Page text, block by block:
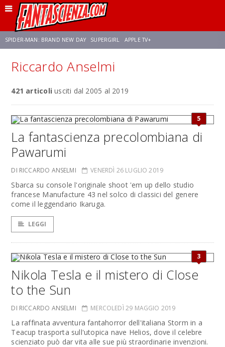
SPIDER-MAN: BRAND NEW DAY SUPERGIRL APPLE TV+
FRANCO RICCIARDIELLO ZENDAYA AVENGERS: DOOMSDAY
Riccardo Anselmi
421 articoli usciti dal 2005 al 2019
5
La fantascienza precolombiana di
Pawarumi
DI RICCARDO ANSELMI VENERDÌ 26 LUGLIO 2019
Sbarca su console l'originale shoot 'em up dello studio
francese Manufacture 43 nel solco di classici del genere
come il leggendario Ikaruga.
LEGGI
3
Nikola Tesla e il mistero di Close
to the Sun
DI RICCARDO ANSELMI MERCOLEDÌ 29 MAGGIO 2019
La raffinata avventura fantahorror dell'italiana Storm in a
Teacup trasporta sull'utopica nave Helios, dove il celebre
scienziato può dar vita alle sue più straordinarie invenzioni.